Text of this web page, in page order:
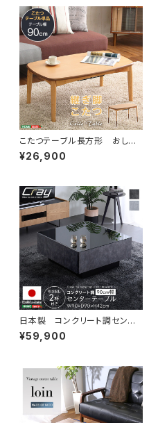
こたつテーブル長方形 おしゃ
れなアルダー材使用継ぎ足タイ
プ Colle-コル- SH-01COL
¥26,900
日本製 コンクリート調センタ
ーテーブル 90cm幅 【Cray
-クレイ-】 SH-24-CS90
¥59,900